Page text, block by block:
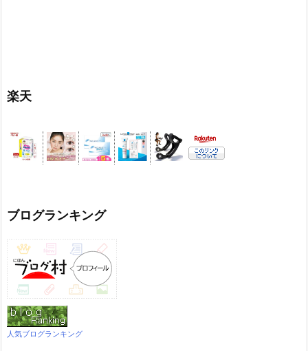
楽天
ブログランキング
人気ブログランキング